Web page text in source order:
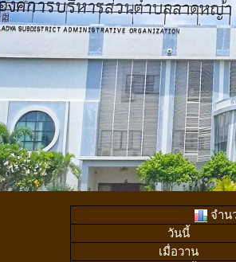
จำน
วันนี้
เมื่อวาน